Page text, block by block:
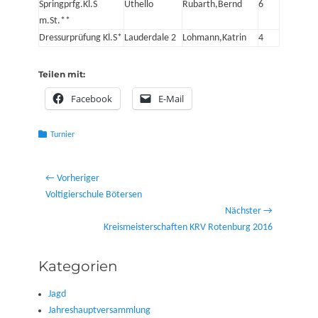
Springprfg.Kl.S
m.St.**
Uthello Rubarth,Bernd 6
Dressurprüfung Kl.S* Lauderdale 2 Lohmann,Katrin 4
Teilen mit:
Facebook E-Mail
Kategorien
Turnier
Beitragsnavigation
← Vorheriger
Vorheriger
Voltigierschule Bötersen
Nächster →
Kreismeisterschaften KRV Rotenburg 2016
Kategorien
Jagd
Jahreshauptversammlung